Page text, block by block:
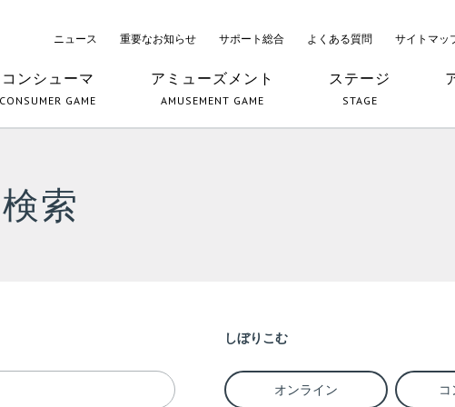
ニュース 重要なお知らせ サポート総合 よくある質問 サイトマッ
コンシューマ
CONSUMER GAME
アミューズメント
AMUSEMENT GAME
ステージ
STAGE
索
しぼりこむ
オンライン